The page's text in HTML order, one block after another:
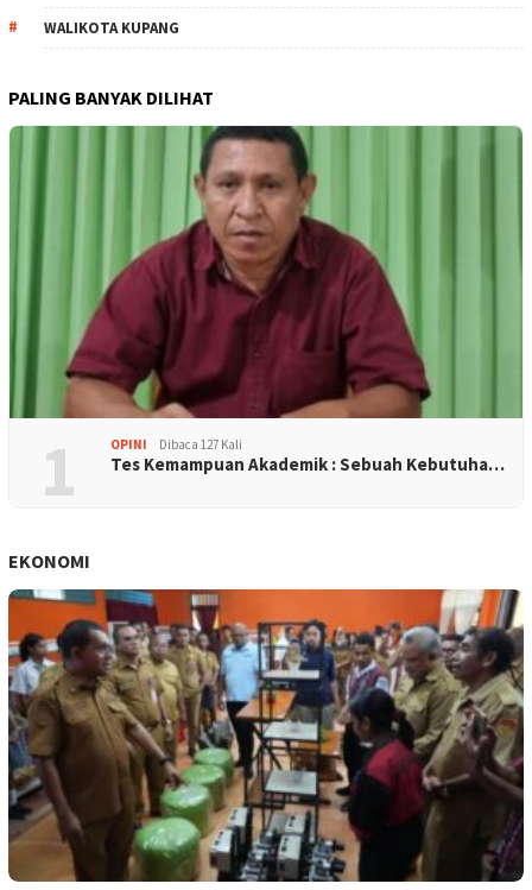
WALIKOTA KUPANG
PALING BANYAK DILIHAT
1 OPINI Dibaca 127 Kali
Tes Kemampuan Akademik : Sebuah Kebutuha…
EKONOMI